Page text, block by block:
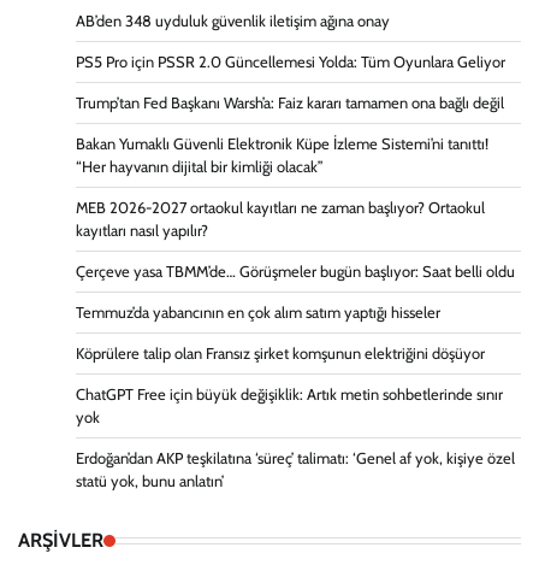
AB’den 348 uyduluk güvenlik iletişim ağına onay
PS5 Pro için PSSR 2.0 Güncellemesi Yolda: Tüm Oyunlara Geliyor
Trump’tan Fed Başkanı Warsh’a: Faiz kararı tamamen ona bağlı değil
Bakan Yumaklı Güvenli Elektronik Küpe İzleme Sistemi’ni tanıttı!
“Her hayvanın dijital bir kimliği olacak”
MEB 2026-2027 ortaokul kayıtları ne zaman başlıyor? Ortaokul
kayıtları nasıl yapılır?
Çerçeve yasa TBMM’de… Görüşmeler bugün başlıyor: Saat belli oldu
Temmuz’da yabancının en çok alım satım yaptığı hisseler
Köprülere talip olan Fransız şirket komşunun elektriğini döşüyor
ChatGPT Free için büyük değişiklik: Artık metin sohbetlerinde sınır
yok
Erdoğan’dan AKP teşkilatına ‘süreç’ talimatı: ‘Genel af yok, kişiye özel
statü yok, bunu anlatın’
ARŞİVLER